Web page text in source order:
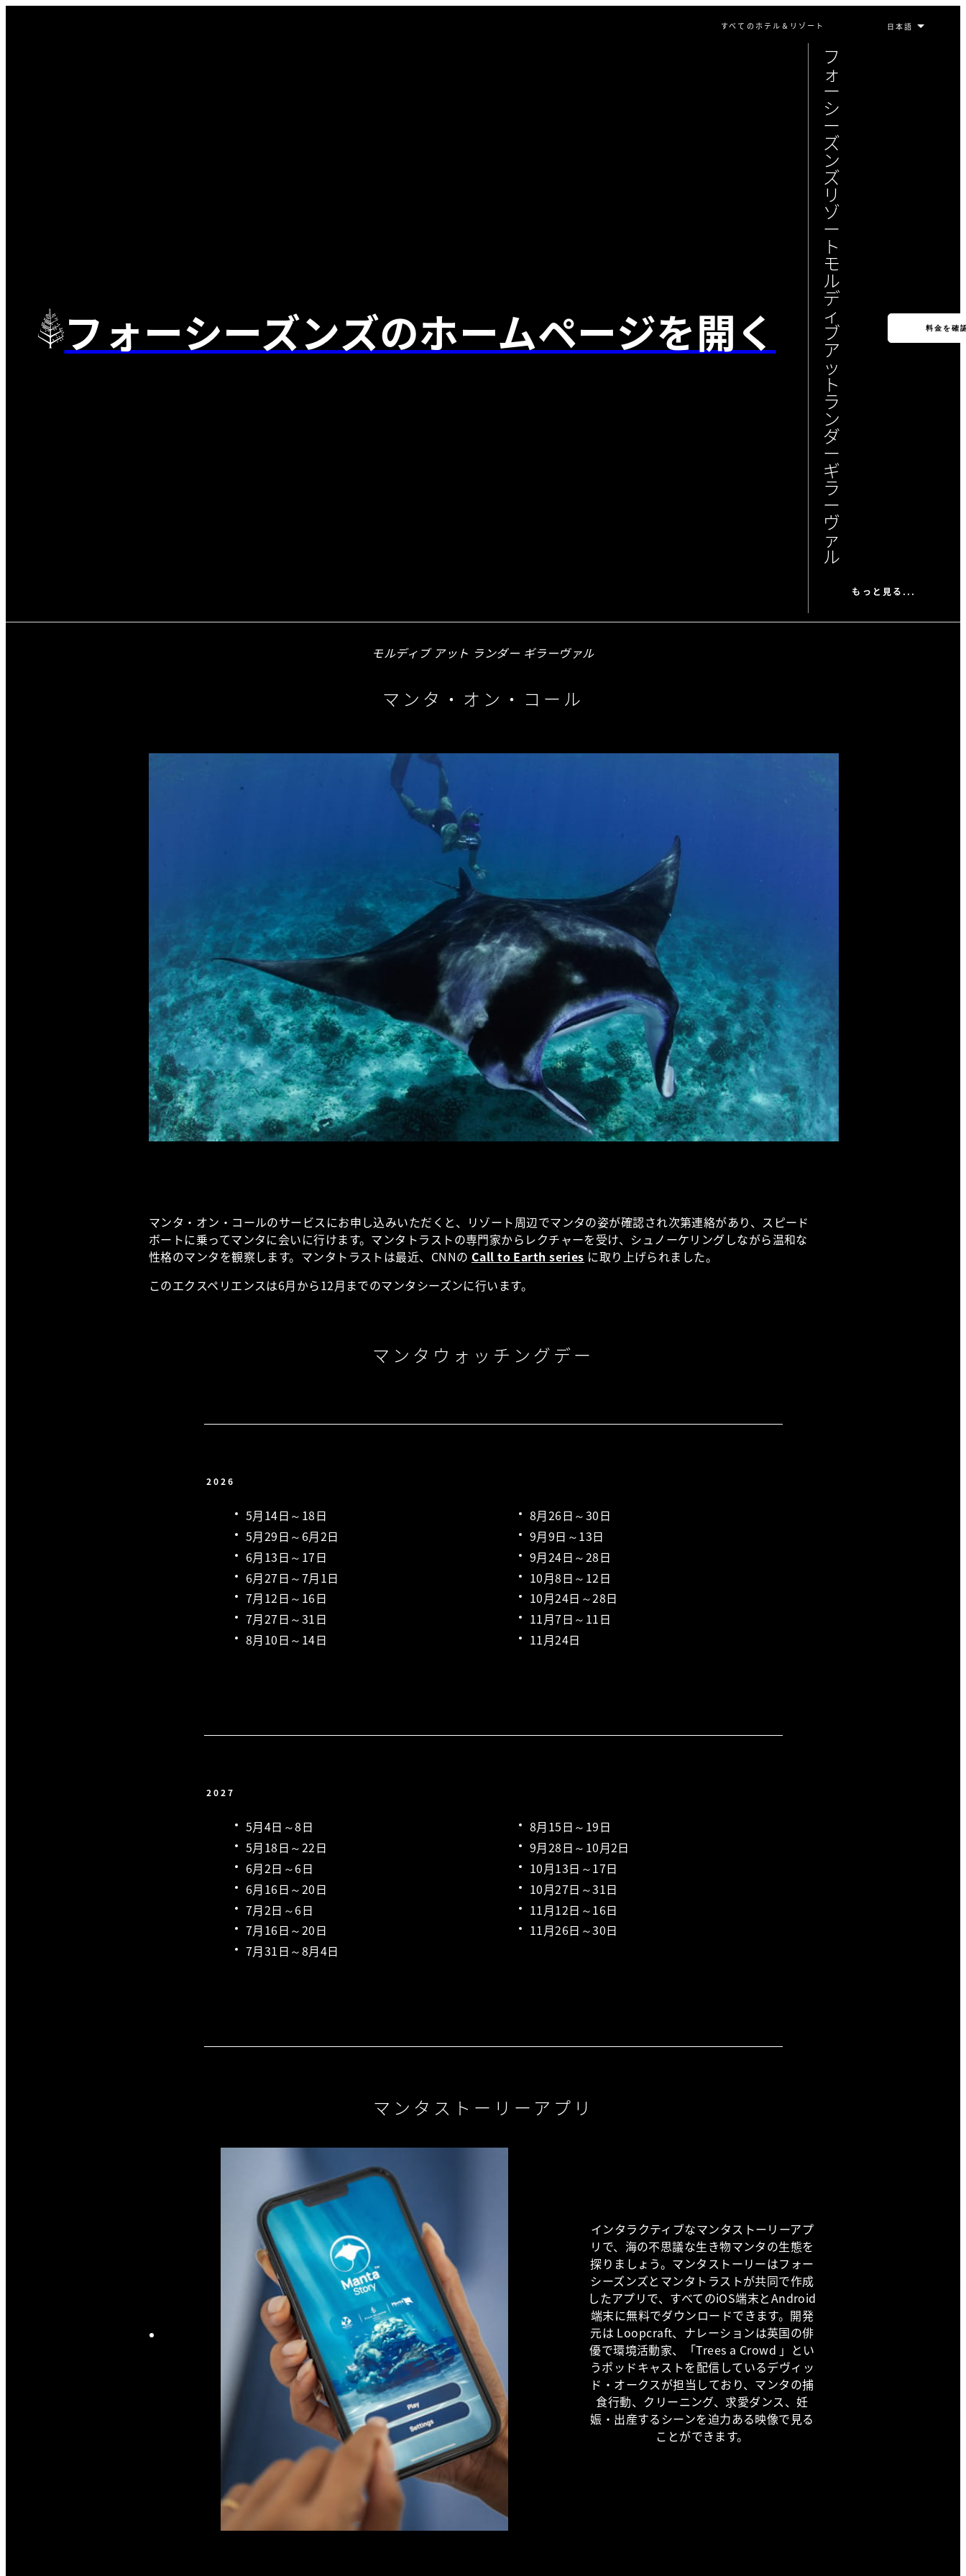
すべてのホテル＆リゾート
フォーシーズンズのホームページを開く
フ
ォ
ー
シ
ー
ズ
ン
ズ
リ
ゾ
ー
ト
モ
ル
デ
ィ
ブ
ア
ッ
ト
ラ
ン
ダ
ー
ギ
ラ
ー
ヴ
ァ
ル
もっと見る...
料金を確
モルディブ アット ランダー ギラーヴァル
マンタ・オン・コール
マンタ・オン・コールのサービスにお申し込みいただくと、リゾート周辺でマンタの姿が確認され次第連絡があり、スピード
ボートに乗ってマンタに会いに行けます。マンタトラストの専門家からレクチャーを受け、シュノーケリングしながら温和な
性格のマンタを観察します。マンタトラストは最近、CNNの Call to Earth series に取り上げられました。
このエクスペリエンスは6月から12月までのマンタシーズンに行います。
マンタウォッチングデー
2026
5月14日～18日
5月29日～6月2日
6月13日～17日
6月27日～7月1日
7月12日～16日
7月27日～31日
8月10日～14日
8月26日～30日
9月9日～13日
9月24日～28日
10月8日～12日
10月24日～28日
11月7日～11日
11月24日
2027
5月4日～8日
5月18日～22日
6月2日～6日
6月16日～20日
7月2日～6日
7月16日～20日
7月31日～8月4日
8月15日～19日
9月28日～10月2日
10月13日～17日
10月27日～31日
11月12日～16日
11月26日～30日
マンタストーリーアプリ
インタラクティブなマンタストーリーアプ
リで、海の不思議な生き物マンタの生態を
探りましょう。マンタストーリーはフォー
シーズンズとマンタトラストが共同で作成
したアプリで、すべてのiOS端末とAndroid
端末に無料でダウンロードできます。開発
元は Loopcraft、ナレーションは英国の俳
優で環境活動家、「Trees a Crowd 」とい
うポッドキャストを配信しているデヴィッ
ド・オークスが担当しており、マンタの捕
食行動、クリーニング、求愛ダンス、妊
娠・出産するシーンを迫力ある映像で見る
ことができます。